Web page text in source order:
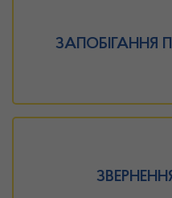
ЗАПОБІГАННЯ